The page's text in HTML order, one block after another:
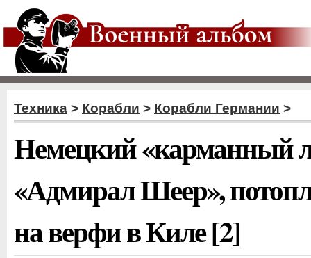
Техника > Корабли > Корабли Германии >
Немецкий «карманный
«Адмирал Шеер»,
на верфи в Киле [2]